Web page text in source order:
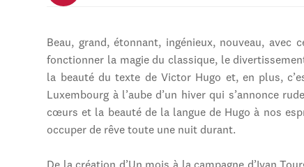
Beau, grand, étonnant, ingénieux, nouveau, avec
fonctionner la magie du classique, le
la beauté du texte de Victor Hugo et, en plus,
Luxembourg à l’aube d’un hiver qui s’annonce
cœurs et la beauté de la langue de Hugo à nos
occuper de rêve toute une nuit durant.